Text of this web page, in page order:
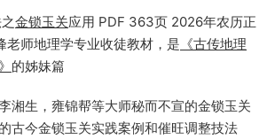
金锁玉关应用 PDF 363页 2026年农历正
老师地理学专业收徒教材，是 《古传地理
的姊妹篇
湘生，雍锦帮等大师秘而不宣的金锁玉关
古今金锁玉关实践案例和催旺调整技法